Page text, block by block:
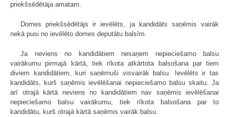
priekšsēdētāja amatam.
Domes priekšsēdētājs ir ievēlēts, ja kandidāts saņēmis vairāk
nekā pusi no ievēlēto domes deputātu balsīm.
Ja neviens no kandidātiem nesaņem nepieciešamo balsu
vairākumu pirmajā kārtā, tiek rīkota atkārtota balsošana par tiem
diviem kandidātiem, kuri saņēmuši visvairāk balsu. Ievēlēts ir tas
kandidāts, kurš saņēmis ievēlēšanai nepieciešamo balsu skaitu. Ja
arī otrajā kārtā neviens no kandidātiem nav saņēmis ievēlēšanai
nepieciešamo balsu vairākumu, tiek rīkota balsošana par to
kandidātu, kurš otrajā kārtā saņēmis vairāk balsu.